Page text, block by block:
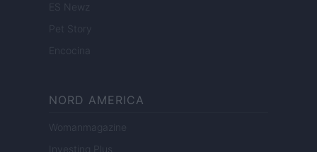
ES Newz
Pet Story
Encocina
NORD AMERICA
Womanmagazine
Investing Plus